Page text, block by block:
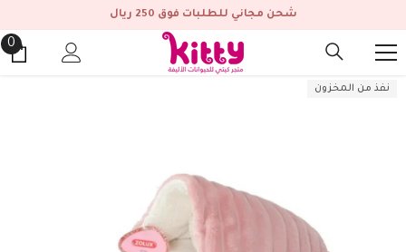
شحن مجاني للطلبات فوق 250 ريال
0
0
نفذ من المخزون